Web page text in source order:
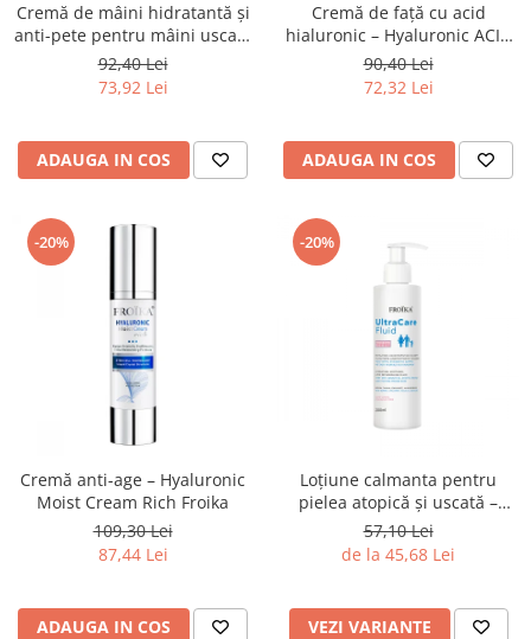
Cremă de mâini hidratantă și
anti-pete pentru mâini uscate
și crăpate
92,40 Lei
73,92 Lei
ADAUGA IN COS
Cremă de față cu acid
hialuronic – Hyaluronic ACID
cream Froika
90,40 Lei
72,32 Lei
ADAUGA IN COS
-20%
Cremă anti-age – Hyaluronic
Moist Cream Rich Froika
109,30 Lei
87,44 Lei
ADAUGA IN COS
-20%
Loțiune calmanta pentru
pielea atopică și uscată –
Froika Ultracare Fluid
57,10 Lei
de la 45,68 Lei
VEZI VARIANTE